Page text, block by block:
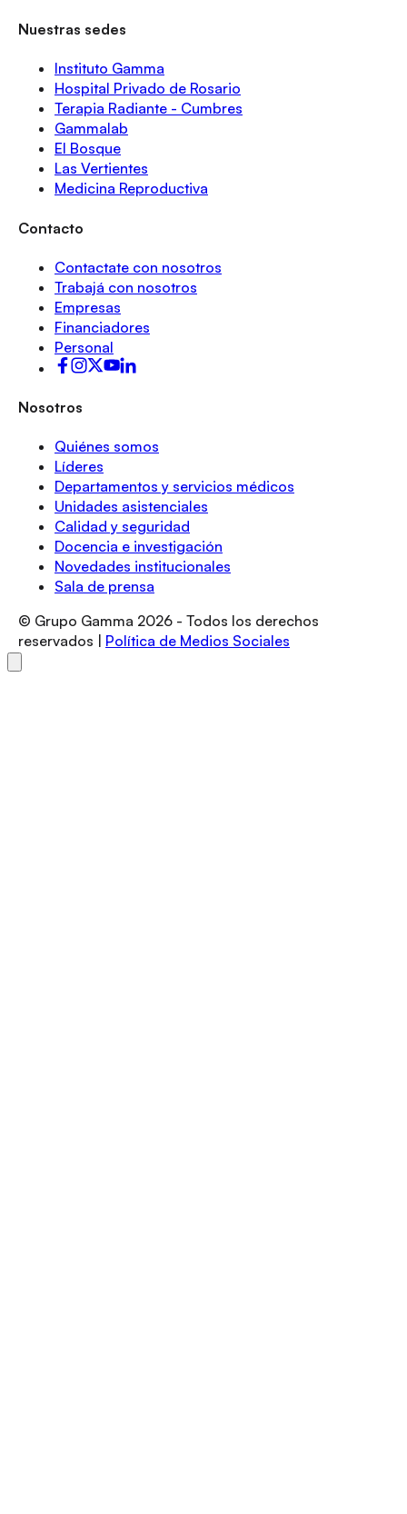
Nuestras sedes
Instituto Gamma
Hospital Privado de Rosario
Terapia Radiante - Cumbres
Gammalab
El Bosque
Las Vertientes
Medicina Reproductiva
Contacto
Contactate con nosotros
Trabajá con nosotros
Empresas
Financiadores
Personal
Nosotros
Quiénes somos
Líderes
Departamentos y servicios médicos
Unidades asistenciales
Calidad y seguridad
Docencia e investigación
Novedades institucionales
Sala de prensa
© Grupo Gamma 2026 - Todos los derechos
reservados |
Política de Medios Sociales